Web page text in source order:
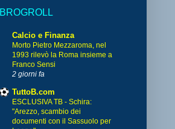
BROGROLL
Calcio e Finanza
Morto Pietro Mezzaroma, nel
1993 rilevò la Roma insieme a
Franco Sensi
2 giorni fa
TuttoB.com
ESCLUSIVA TB - Schira:
"Arezzo, scambio dei
documenti con il Sassuolo per